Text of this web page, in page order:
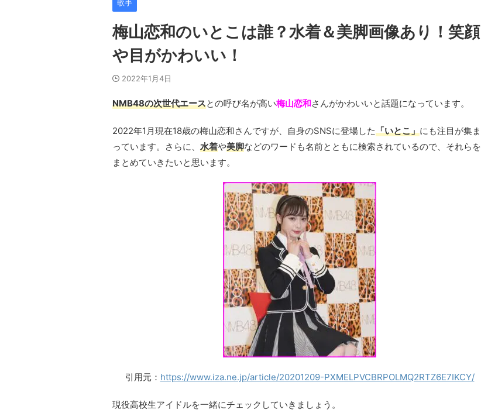
歌手
梅山恋和のいとこは誰？水着＆美脚画像あり！笑顔
や目がかわいい！
2022年1月4日
NMB48の次世代エースとの呼び名が高い梅山恋和さんがかわいいと話題になっています。
2022年1月現在18歳の梅山恋和さんですが、自身のSNSに登場した「いとこ」にも注目が集ま
っています。さらに、 水着や美脚などのワードも名前とともに検索されているので、それらを
まとめていきたいと思います。
引用元： https://www.iza.ne.jp/article/20201209-PXMELPVCBRPOLMQ2RTZ6E7IKCY/
現役高校生アイドルを一緒にチェックしていきましょう。